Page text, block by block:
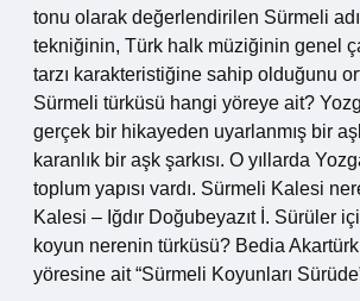
tonu olarak değerlendirilen Sürmeli
tekniğinin, Türk halk müziğinin genel
tarzı karakteristiğine sahip olduğunu
Sürmeli türküsü hangi yöreye ait?
gerçek bir hikayeden uyarlanmış bir
karanlık bir aşk şarkısı. O yıllarda
toplum yapısı vardı. Sürmeli Kalesi
Kalesi – Iğdır Doğubeyazıt İ. Sürüler
koyun nerenin türküsü? Bedia
yöresine ait “Sürmeli Koyunları